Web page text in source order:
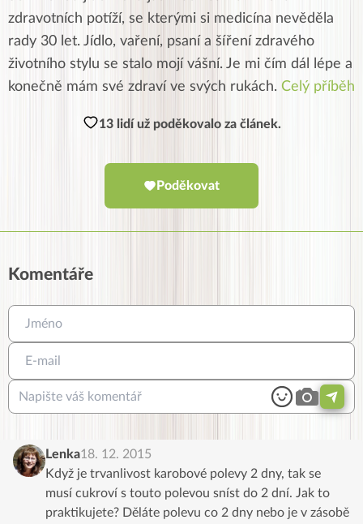
zdravotních potíží, se kterými si medicína nevěděla
rady 30 let. Jídlo, vaření, psaní a šíření zdravého
životního stylu se stalo mojí vášní. Je mi čím dál lépe a
konečně mám své zdraví ve svých rukách. Celý příběh
13 lidí už poděkovalo za článek.
Poděkovat
Komentáře
Lenka18. 12. 2015
Když je trvanlivost karobové polevy 2 dny, tak se
musí cukroví s touto polevou sníst do 2 dní. Jak to
praktikujete? Děláte polevu co 2 dny nebo je v zásobě